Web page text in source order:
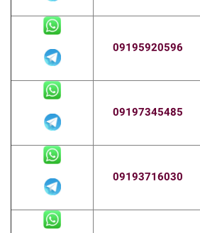
09195920596
09197345485
09193716030